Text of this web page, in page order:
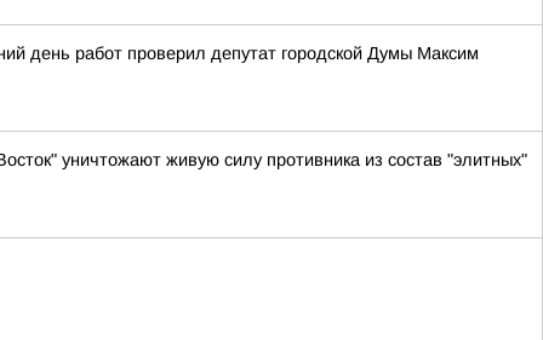
день работ проверил депутат городской Думы Максим
уничтожают живую силу противника из состав "элитных"